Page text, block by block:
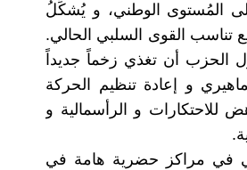
ذي بُعدٍ على المُستوى الوطني، و يُشكِّلُ
تناسب القوى السلبي الحالي.
الحزب أن تغذي زخماً جديداً
و إعادة تنظيم الحركة
للاحتكارات و الرأسمالية و
في مراكز حضرية هامة في